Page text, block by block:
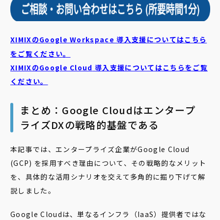
XIMIXのGoogle Workspace 導入支援についてはこちら
をご覧ください。
XIMIXのGoogle Cloud 導入支援についてはこちらをご覧
ください。
まとめ：Google Cloudはエンタープ
ライズDXの戦略的基盤である
本記事では、エンタープライズ企業がGoogle Cloud
(GCP) を採用すべき理由について、その戦略的なメリット
を、具体的な活用シナリオを交えて多角的に掘り下げて解
説しました。
Google Cloudは、単なるインフラ（IaaS）提供者ではな